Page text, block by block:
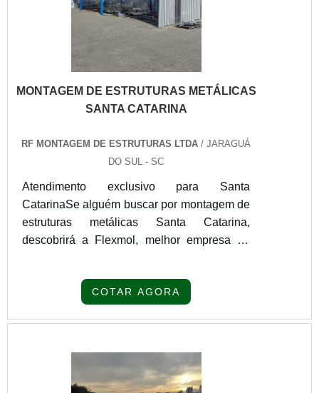
MONTAGEM DE ESTRUTURAS METÁLICAS
SANTA CATARINA
RF MONTAGEM DE ESTRUTURAS LTDA / JARAGUÁ
DO SUL - SC
Atendimento exclusivo para Santa
CatarinaSe alguém buscar por montagem de
estruturas metálicas Santa Catarina,
descobrirá a Flexmol, melhor empresa do
deve escolher uma organização que se
metálicas Santa Catarina, na RF Montagem
de Estruturas Ltd...
COTAR AGORA